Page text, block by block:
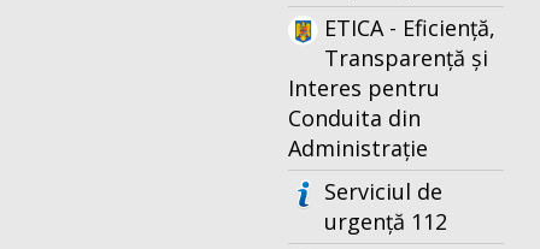
ETICA - Eficiență,
Transparență și
Interes pentru
Conduita din
Administrație
Serviciul de
urgență 112